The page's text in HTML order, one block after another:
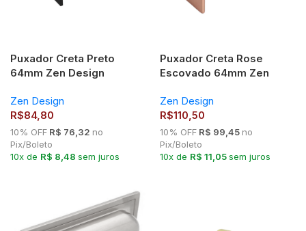
Puxador Creta Preto
64mm Zen Design
Zen Design
R$84,80
10% OFFR$ 76,32 no
Pix/Boleto
10x de R$ 8,48 sem juros
Puxador Creta Rose
Escovado 64mm Zen
Zen Design
R$110,50
10% OFFR$ 99,45 no
Pix/Boleto
10x de R$ 11,05sem juros